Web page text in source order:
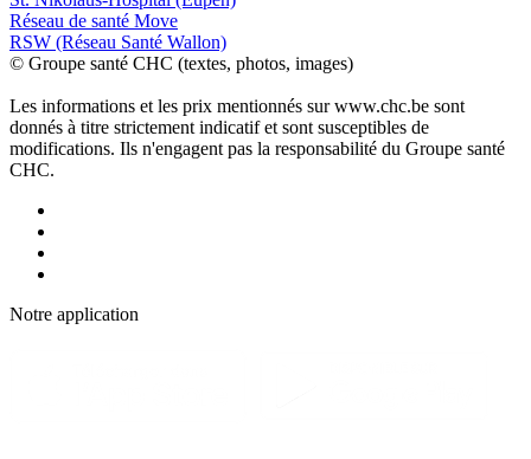
Réseau de santé Move
RSW (Réseau Santé Wallon)
© Groupe santé CHC (textes, photos, images)
Les informations et les prix mentionnés sur www.chc.be sont
donnés à titre strictement indicatif et sont susceptibles de
modifications. Ils n'engagent pas la responsabilité du Groupe santé
CHC.
Notre application